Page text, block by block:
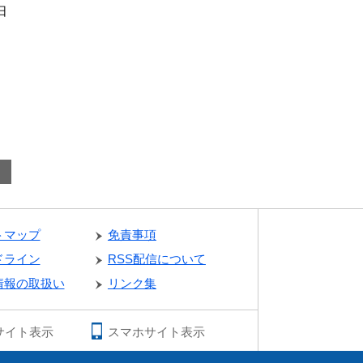
マップ
免責事項
ライン
RSS配信について
報の取扱い
リンク集
イト表示 スマホサイト表示